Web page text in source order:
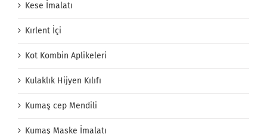
Kese İmalatı
Kırlent İçi
Kot Kombin Aplikeleri
Kulaklık Hijyen Kılıfı
Kumaş cep Mendili
Kumaş Maske İmalatı